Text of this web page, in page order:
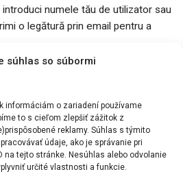
súhlas so súbormi
informáciám o zariadení používame
to s cieľom zlepšiť zážitok z
reklamy. Súhlas s týmito
údaje, ako je správanie pri
na tejto stránke. Nesúhlas alebo odvolanie
určité vlastnosti a funkcie.
numele tău de utilizator sau
o legătură prin email pentru a
PAROLA